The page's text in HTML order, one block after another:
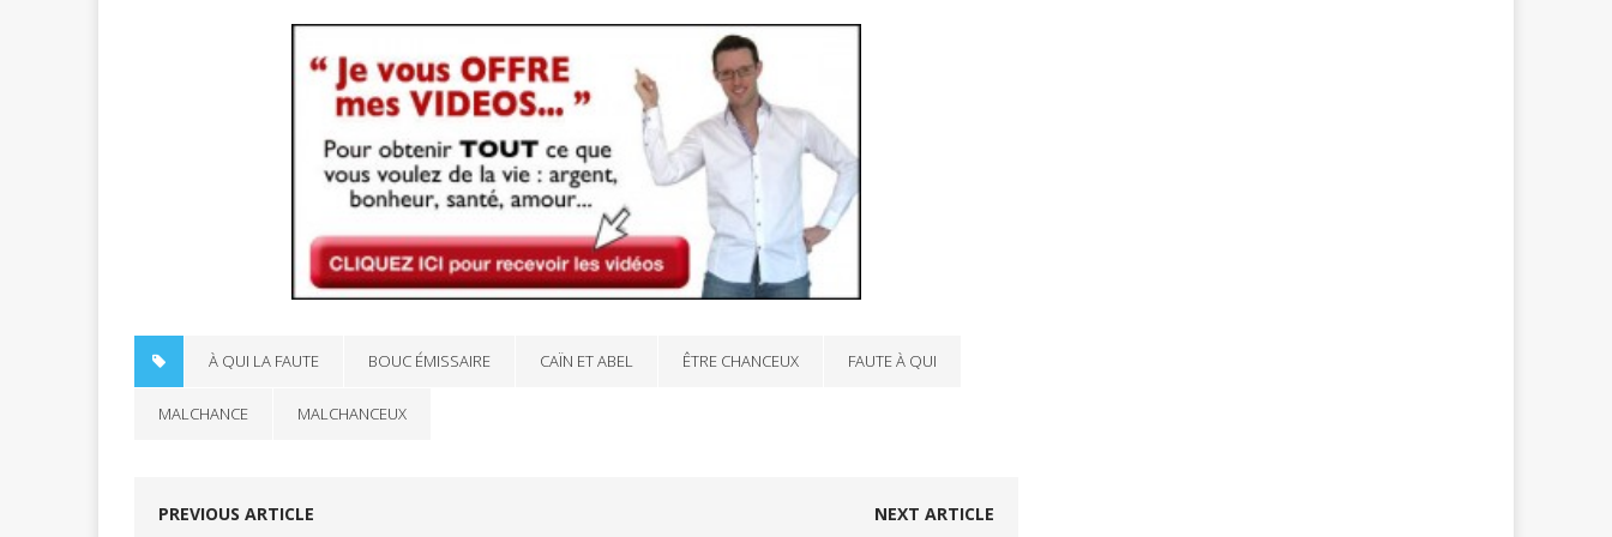
À QUI LA FAUTE BOUC ÉMISSAIRE CAÏN ET ABEL ÊTRE CHANCEUX FAUTE À QUI
MALCHANCE MALCHANCEUX
PREVIOUS ARTICLE NEXT ARTICLE